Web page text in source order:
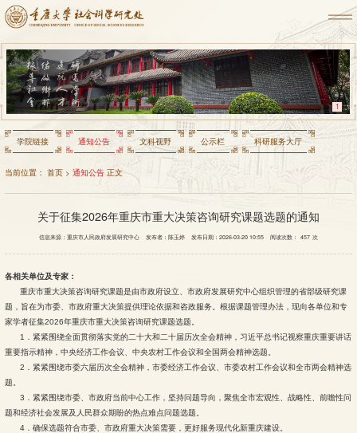
1
学院链接 通知公告 文科视野 公示栏 科研服务大厅
当前位置： 首页> 通知公告正文
关于征集2026年重庆市重大决策咨询研究课题选题的通知
信息来源：重庆市人民政府发展研究中心 发布者：陈玉婷 发布日期：2026-03-20 10:55 阅读次数： 457 次
各相关单位及专家：
重庆市重大决策咨询研究课题是由市政府设立、市政府发展研究中心组织管理的省部级研究课
题，旨在为市委、市政府重大决策提供理论依据和咨政服务。根据课题管理办法，现向各单位和专
家学者征集2026年重庆市重大决策咨询研究课题选题。
1．紧紧围绕全面贯彻落实党的二十大和二十届历次全会精神，习近平总书记视察重庆重要讲话
重要指示精神，中央经济工作会议、中央农村工作会议和全国两会精神选题。
2．紧紧围绕市委六届历次全会精神，市委经济工作会议、市委农村工作会议和全市两会精神选
题。
3．紧紧围绕市委、市政府当前中心工作，坚持问题导向，聚焦全市宏观性、战略性、前瞻性问
题和经济社会发展及人民群众期盼的热点难点问题选题。
4．确保选题符合市委、市政府重大决策需要，更好服务现代化新重庆建设。